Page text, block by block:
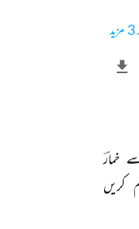
3 مزید
خمارؔ
کریں